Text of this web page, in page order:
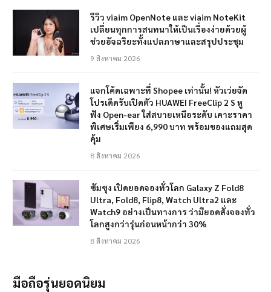
รีวิว viaim OpenNote และ viaim NoteKit
เปลี่ยนทุกการสนทนาให้เป็นเรื่องง่ายด้วยผู้
ช่วยอัจฉริยะทั้งแปลภาษาและสรุปประชุม
9 สิงหาคม 2026
แจกโค้ดเฉพาะที่ Shopee เท่านั้น! หัวเว่ยจัด
โปรเด็ดรับเปิดตัว HUAWEI FreeClip 2 S หู
ฟัง Open-ear ใส่สบายเหนือระดับ เคาะราคา
พิเศษเริ่มเพียง 6,990 บาท พร้อมของแถมสุด
คุ้ม
8 สิงหาคม 2026
ซัมซุง เปิดยอดจองทั่วโลก Galaxy Z Fold8
Ultra, Fold8, Flip8, Watch Ultra2 และ
Watch9 อย่างเป็นทางการ ว่ามียอดสั่งจองทั่ว
โลกสูงกว่ารุ่นก่อนหน้ากว่า 30%
8 สิงหาคม 2026
มือถือรุ่นยอดนิยม